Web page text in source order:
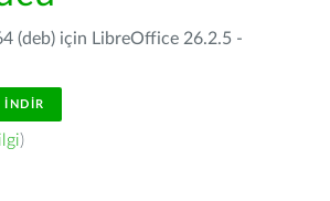
(deb) için LibreOffice 26.2.5 -
İNDIR
)